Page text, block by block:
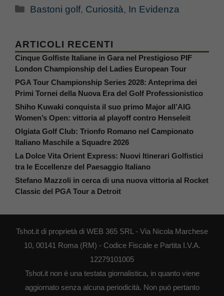
Categorie
Bastoni golf, Curiosità, In Evidenza
ARTICOLI RECENTI
Cinque Golfiste Italiane in Gara nel Prestigioso PIF
London Championship del Ladies European Tour
PGA Tour Championship Series 2028: Anteprima dei
Primi Tornei della Nuova Era del Golf Professionistico
Shiho Kuwaki conquista il suo primo Major all’AIG
Women’s Open: vittoria al playoff contro Henseleit
Olgiata Golf Club: Trionfo Romano nel Campionato
Italiano Maschile a Squadre 2026
La Dolce Vita Orient Express: Nuovi Itinerari Golfistici
tra le Eccellenze del Paesaggio Italiano
Stefano Mazzoli in cerca di una nuova vittoria al Rocket
Classic del PGA Tour a Detroit
Tshot.it di proprietà di WEB 365 SRL - Via Nicola Marchese
10, 00141 Roma (RM) - Codice Fiscale e Partita I.V.A.
12279101005
Tshot.it non è una testata giornalistica, in quanto viene
aggiornato senza alcuna periodicità. Non può pertanto